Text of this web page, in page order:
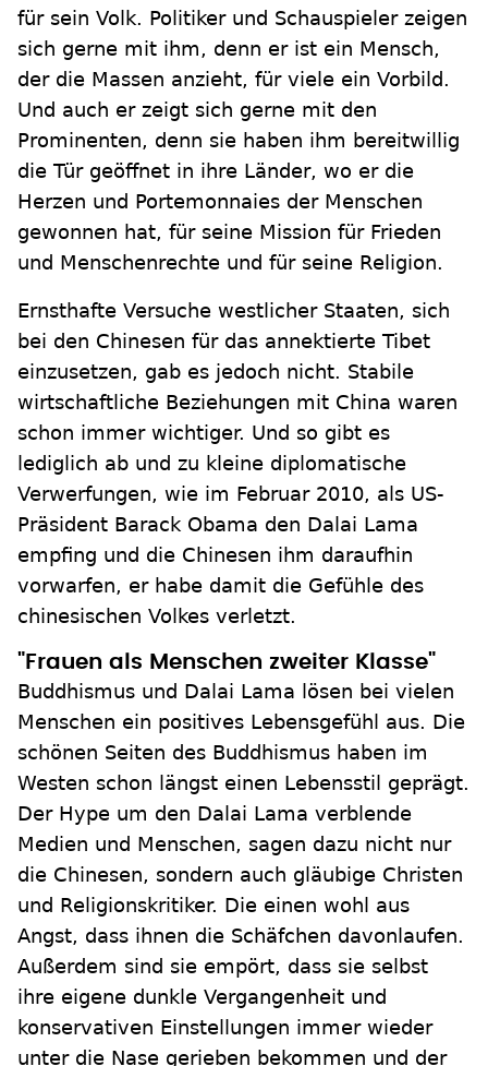
für sein Volk. Politiker und Schauspieler zeigen
sich gerne mit ihm, denn er ist ein Mensch,
der die Massen anzieht, für viele ein Vorbild.
Und auch er zeigt sich gerne mit den
Prominenten, denn sie haben ihm bereitwillig
die Tür geöffnet in ihre Länder, wo er die
Herzen und Portemonnaies der Menschen
gewonnen hat, für seine Mission für Frieden
und Menschenrechte und für seine Religion.
Ernsthafte Versuche westlicher Staaten, sich
bei den Chinesen für das annektierte Tibet
einzusetzen, gab es jedoch nicht. Stabile
wirtschaftliche Beziehungen mit China waren
schon immer wichtiger. Und so gibt es
lediglich ab und zu kleine diplomatische
Verwerfungen, wie im Februar 2010, als US-
Präsident Barack Obama den Dalai Lama
empfing und die Chinesen ihm daraufhin
vorwarfen, er habe damit die Gefühle des
chinesischen Volkes verletzt.
"Frauen als Menschen zweiter Klasse"
Buddhismus und Dalai Lama lösen bei vielen
Menschen ein positives Lebensgefühl aus. Die
schönen Seiten des Buddhismus haben im
Westen schon längst einen Lebensstil geprägt.
Der Hype um den Dalai Lama verblende
Medien und Menschen, sagen dazu nicht nur
die Chinesen, sondern auch gläubige Christen
und Religionskritiker. Die einen wohl aus
Angst, dass ihnen die Schäfchen davonlaufen.
Außerdem sind sie empört, dass sie selbst
ihre eigene dunkle Vergangenheit und
konservativen Einstellungen immer wieder
unter die Nase gerieben bekommen und der